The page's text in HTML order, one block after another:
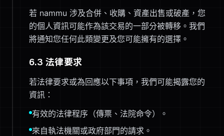
若 nammu 涉及合併、收購、資產出售或破產，您
的個人資訊可能作為該交易的一部分被轉移。我們
將通知您任何此類變更及您可能擁有的選擇。
6.3 法律要求
若法律要求或為回應以下事項，我們可能揭露您的
資訊：
有效的法律程序（傳票、法院命令）。
來自執法機關或政府部門的請求。